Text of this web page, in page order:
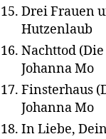
Drei Frauen
Hutzenlaub
Nachttod
Johanna Mo
Finsterhaus
Johanna Mo
In Liebe,